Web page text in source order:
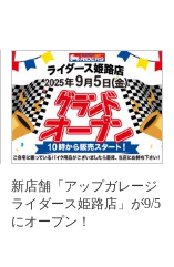
新店舗「アップガレージ
ライダース姫路店」が9/5
にオープン！